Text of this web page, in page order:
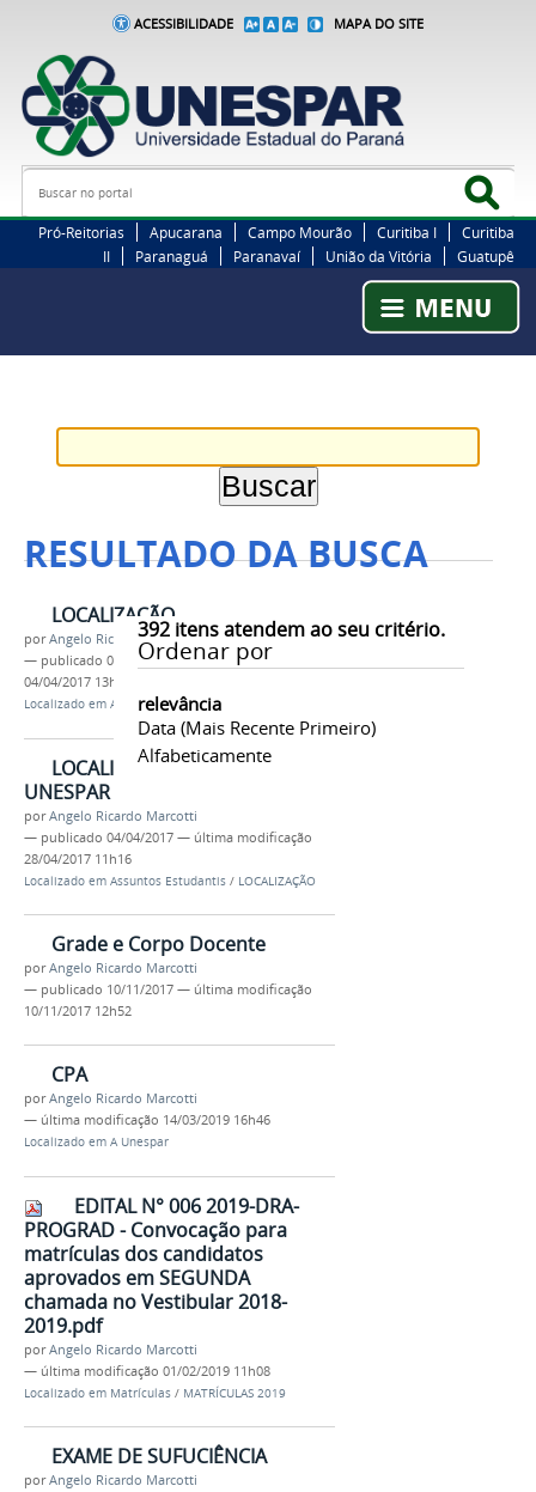
ACESSIBILIDADE MAPA DO SITE
Busca
Pró-Reitorias Apucarana Campo Mourão Curitiba I
Curitiba
II
Paranaguá Paranavaí União da Vitória Guatupê
RESULTADO DA BUSCA
392itens atendem ao seu critério.
Ordenar por
relevância
Data (mais Recente Primeiro)
Alfabeticamente
LOCALIZAÇÃO
porAngelo Ricardo Marcotti
— publicado 04/04/2017 —última modificação
04/04/2017 13h45
Localizado em Assuntos Estudantis
LOCALIZE OS CAMPI DA
UNESPAR
porAngelo Ricardo Marcotti
— publicado 04/04/2017 — última modificação
28/04/2017 11h16
Localizado em Assuntos Estudantis / LOCALIZAÇÃO
Grade e Corpo Docente
porAngelo Ricardo Marcotti
— publicado 10/11/2017 — última modificação
10/11/2017 12h52
CPA
porAngelo Ricardo Marcotti
— última modificação 14/03/2019 16h46
Localizado em A Unespar
EDITAL N° 006 2019-DRA-
PROGRAD - Convocação para
matrículas dos candidatos
aprovados em SEGUNDA
chamada no Vestibular 2018-
2019.pdf
porAngelo Ricardo Marcotti
— última modificação 01/02/2019 11h08
Localizado em Matrículas / MATRÍCULAS 2019
EXAME DE SUFUCIÊNCIA
porAngelo Ricardo Marcotti